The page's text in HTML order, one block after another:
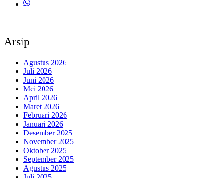
Arsip
Agustus 2026
Juli 2026
Juni 2026
Mei 2026
April 2026
Maret 2026
Februari 2026
Januari 2026
Desember 2025
November 2025
Oktober 2025
September 2025
Agustus 2025